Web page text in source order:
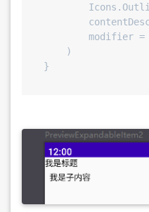
modifier =
    )